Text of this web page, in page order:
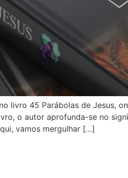
livro 45 Parábolas de Jesus,
o autor aprofunda-se no
vamos mergulhar […]